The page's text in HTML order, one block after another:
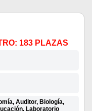
183 PLAZAS
Auditor, Biología,
Laboratorio